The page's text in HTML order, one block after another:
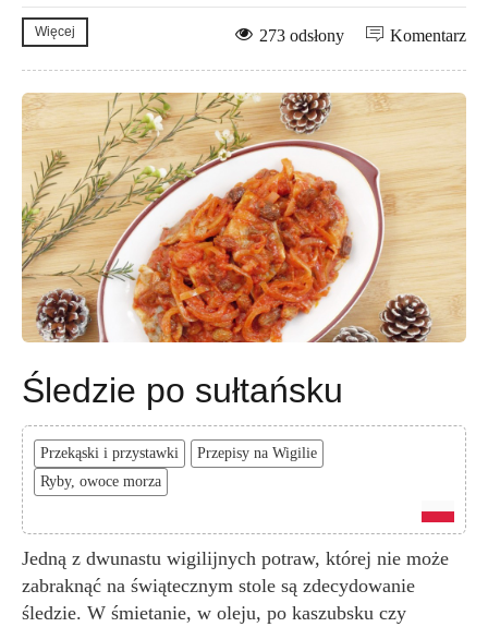
Więcej Komentarz
273 odsłony
Śledzie po sułtańsku
Przekąski i przystawki
Przepisy na Wigilie
Ryby, owoce morza
Jedną z dwunastu wigilijnych potraw, której nie może
zabraknąć na świątecznym stole są zdecydowanie
śledzie. W śmietanie, w oleju, po kaszubsku czy